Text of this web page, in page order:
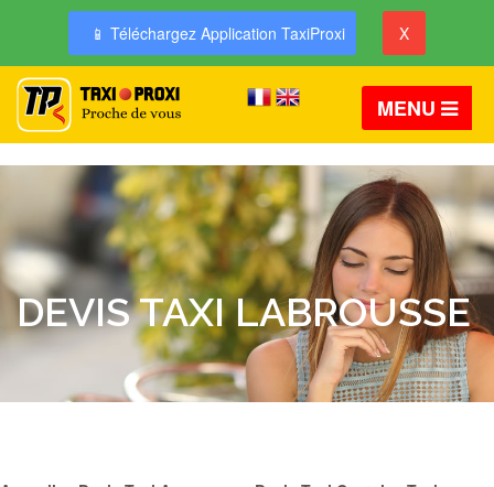
📱 Téléchargez Application TaxiProxi X
MENU
DEVIS TAXI LABROUSSE